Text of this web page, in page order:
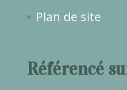
Plan de site
Référencé